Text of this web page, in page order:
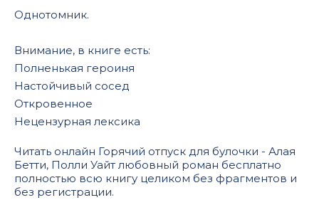
Однотомник.
Внимание, в книге есть:
Полненькая героиня
Настойчивый сосед
Откровенное
Нецензурная лексика
Читать онлайн Горячий отпуск для булочки - Алая
Бетти, Полли Уайт любовный роман бесплатно
полностью всю книгу целиком без фрагментов и
без регистрации.